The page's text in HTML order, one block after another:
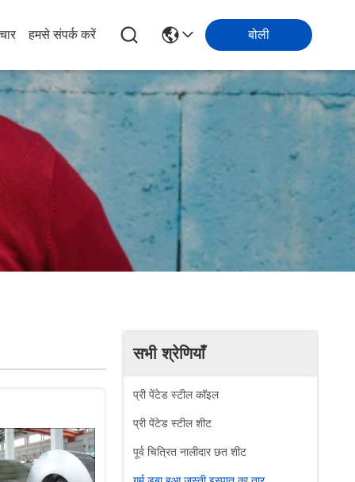
हमसे संपर्क करें बोली
सभी श्रेणियाँ
प्री पेंटेड स्टील कॉइल
प्री पेंटेड स्टील शीट
पूर्व चित्रित नालीदार छत शीट